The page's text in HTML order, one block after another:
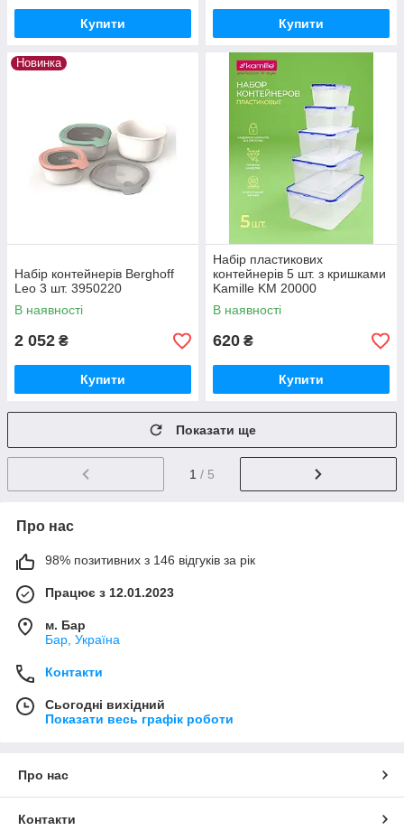
Купити Купити
Новинка
Набір контейнерів Berghoff
Leo 3 шт. 3950220
В наявності
2 052 ₴
Купити
Набір пластикових
контейнерів 5 шт. з кришками
Kamille KM 20000
В наявності
620 ₴
Купити
Показати ще
1 / 5
Про нас
98% позитивних з 146 відгуків за рік
Працює з 12.01.2023
м. Бар
Бар, Україна
Контакти
Сьогодні вихідний
Показати весь графік роботи
Про нас
Контакти